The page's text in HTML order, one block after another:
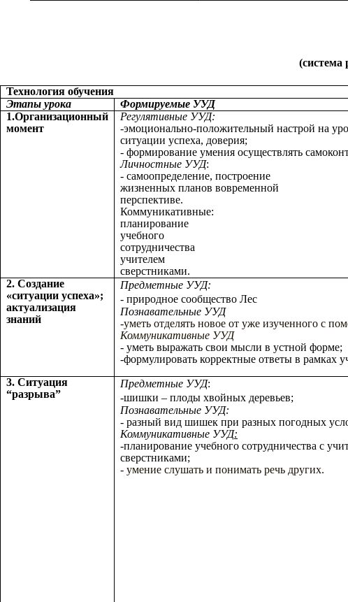
Технология обучения
Этапы урока
Формируемые УУД
1.Организационный
момент
Регулятивные УУД:
-эмоционально-положительный настрой на
ситуации успеха, доверия;
- формирование умения осуществлять
Личностные УУД:
- самоопределение, построение
жизненных планов вовременной
перспективе.
Коммуникативные:
планирование
учебного
сотрудничества
учителем
сверстниками.
2. Создание
«ситуации успеха»;
актуализация
знаний
Предметные УУД:
- природное сообщество Лес
Познавательные УУД
-уметь отделять новое от уже изученного с
Коммуникативные УУД
- уметь выражать свои мысли в устной форме;
-формулировать корректные ответы в рамках
3. Ситуация
“разрыва”
Предметные УУД:
-шишки – плоды хвойных деревьев;
Познавательные УУД:
- разный вид шишек при разных погодных
Коммуникативные УУД:
-планирование учебного сотрудничества с
сверстниками;
- умение слушать и понимать речь других.